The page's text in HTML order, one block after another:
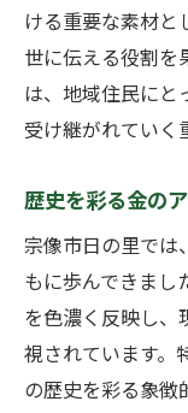
ける重要な素材
世に伝える役割を
は、地域住民にと
受け継がれていく
歴史を彩る金の
宗像市日の里では
もに歩んできまし
を色濃く反映し
視されています。
の歴史を彩る象徴